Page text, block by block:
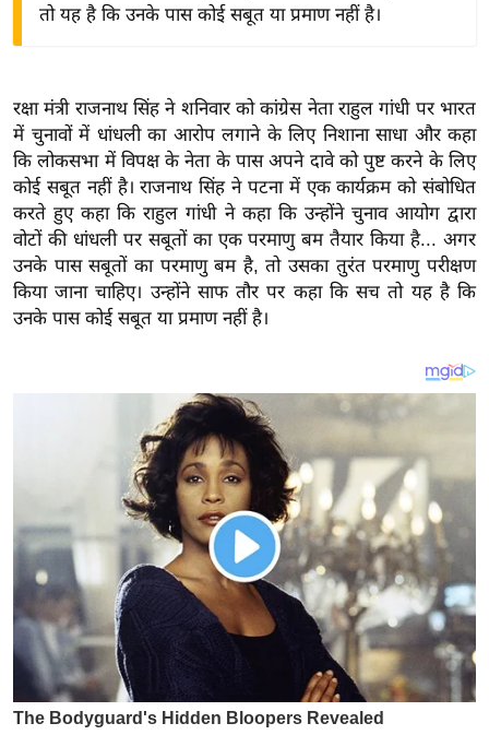
शे
ष
ज्ञ
रा
य
ब
ज
ट
P
L
0
2
6
क्रा
तो यह है कि उनके पास कोई सबूत या प्रमाण नहीं है।
रक्षा मंत्री राजनाथ सिंह ने शनिवार को कांग्रेस नेता राहुल गांधी पर भारत
में चुनावों में धांधली का आरोप लगाने के लिए निशाना साधा और कहा
कि लोकसभा में विपक्ष के नेता के पास अपने दावे को पुष्ट करने के लिए
कोई सबूत नहीं है। राजनाथ सिंह ने पटना में एक कार्यक्रम को संबोधित
करते हुए कहा कि राहुल गांधी ने कहा कि उन्होंने चुनाव आयोग द्वारा
वोटों की धांधली पर सबूतों का एक परमाणु बम तैयार किया है... अगर
उनके पास सबूतों का परमाणु बम है, तो उसका तुरंत परमाणु परीक्षण
किया जाना चाहिए। उन्होंने साफ तौर पर कहा कि सच तो यह है कि
उनके पास कोई सबूत या प्रमाण नहीं है।